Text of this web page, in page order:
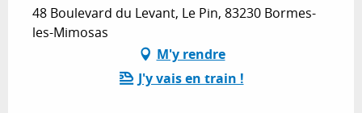
48 Boulevard du Levant, Le Pin, 83230 Bormes-
les-Mimosas
M'y rendre
J'y vais en train !